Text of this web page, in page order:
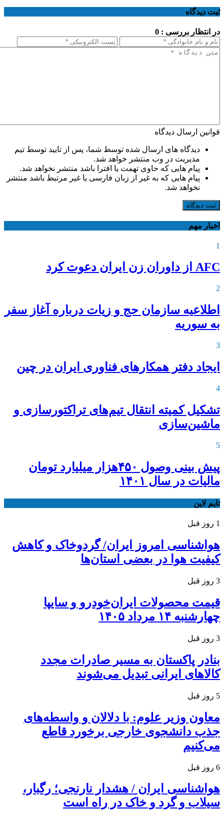
ثبت دیدگاه
در انتظار بررسی : 0
قوانین ارسال دیدگاه
دیدگاه های ارسال شده توسط شما، پس از تایید توسط تیم
مدیریت در وب منتشر خواهد شد.
پیام هایی که حاوی تهمت یا افترا باشد منتشر نخواهد شد.
پیام هایی که به غیر از زبان فارسی یا غیر مرتبط باشد منتشر
نخواهد شد.
ثبت دیدگاه
اخبار مهم
1
AFC از داوران زن ایران دعوت کرد
2
اطلاعیه‌ سازمان حج و زیات درباره آغاز سفر
به سوریه
3
ایجاد دفتر همکارهای فناوری ایران در چین
4
تشکیل کمیته انتقال تیم‌های تراکتورسازی و
ماشین‌سازی
5
پیش بینی وصول ۴۵۰هزار میلیارد تومان
مالیات در سال ۱۴۰۱
تایم لاین
1 روز قبل
هواشناسی امروز ایران/ گردوخاک و کاهش
کیفیت هوا در بعضی استان‌ها
3 روز قبل
قیمت محصولات ایران‌خودرو و سایپا
چهارشنبه ۱۴ مرداد ۱۴۰۵
3 روز قبل
بنادر پاکستان به مسیر صادرات مجدد
کالاهای ایرانی تبدیل می‌شوند
5 روز قبل
معاون وزیر علوم: با دلالان و واسطه‌های
جذب دانشجوی خارجی برخورد قاطع
می‌کنیم
6 روز قبل
هواشناسی ایران / هشدار نارنجی؛ رگبار،
سیلاب و گرد و خاک در راه است